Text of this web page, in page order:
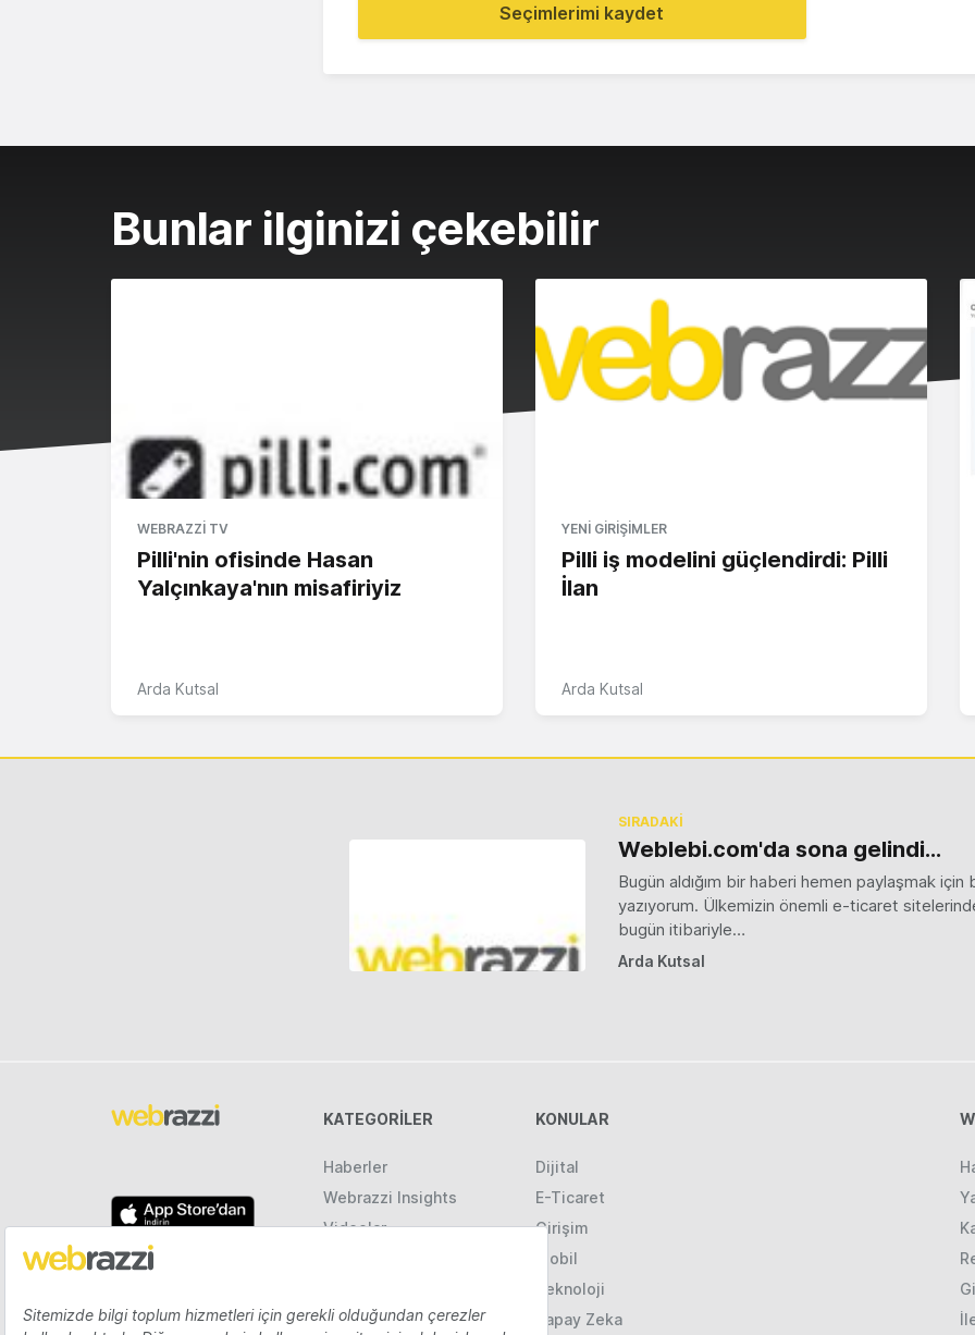
Seçimlerimi kaydet
Bunlar ilginizi çekebilir
WEBRAZZI TV
Pilli'nin ofisinde Hasan
Yalçınkaya'nın misafiriyiz
Arda Kutsal
YENI GIRIŞIMLER
Pilli iş modelini güçlendirdi: Pilli
İlan
Arda Kutsal
SIRADAKİ
Weblebi.com'da sona gelindi...
Bugün aldığım bir haberi hemen paylaşmak için
yazıyorum. Ülkemizin önemli e-ticaret
bugün itibariyle…
Arda Kutsal
KATEGORILER
Haberler
Webrazzi Insights
Videolar
KONULAR
Dijital
E-Ticaret
Girişim
Mobil
Teknoloji
Yapay Zeka